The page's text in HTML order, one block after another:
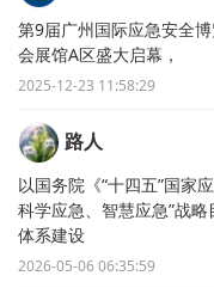
第9届广州国际应急安全
会展馆A区盛大启幕，
2025-12-23 11:58:29
路人
以国务院《“十四五”国家
科学应急、智慧应急”战
体系建设
2026-05-06 06:35:59